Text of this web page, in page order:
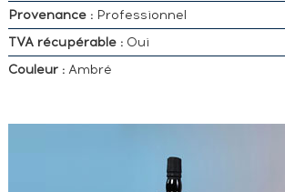
Provenance :Professionnel
TVA récupérable :Oui
Couleur :Ambré
POSSÉDEZ